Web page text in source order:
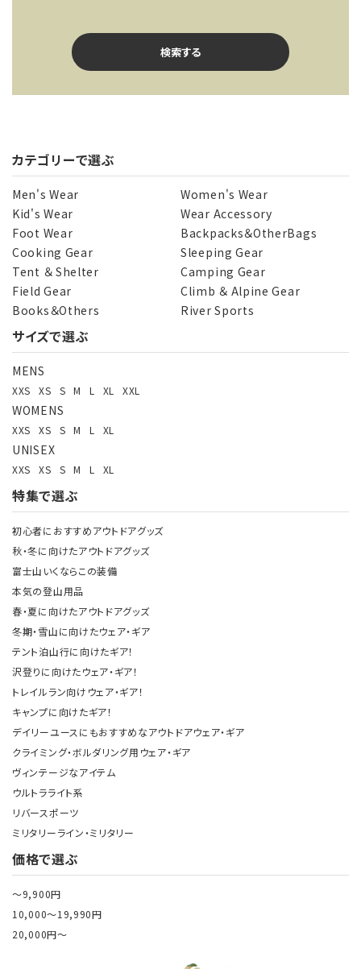
検索する
キーワード
カテゴリー
検索する
カテゴリーで選ぶ
Men's Wear
Women's Wear
Kid's Wear
Wear Accessory
Foot Wear
Backpacks＆OtherBags
Cooking Gear
Sleeping Gear
Tent ＆ Shelter
Camping Gear
Field Gear
Climb ＆ Alpine Gear
Books＆Others
River Sports
サイズで選ぶ
MENS
XXS XS S M L XL XXL
WOMENS
XXS XS S M L XL
UNISEX
XXS XS S M L XL
特集で選ぶ
初心者におすすめアウトドアグッズ
秋・冬に向けたアウトドアグッズ
富士山いくならこの装備
本気の登山用品
春・夏に向けたアウトドアグッズ
冬期・雪山に向けたウェア・ギア
テント泊山行に向けたギア！
沢登りに向けたウェア・ギア！
トレイルラン向けウェア・ギア！
キャンプに向けたギア！
デイリーユースにもおすすめなアウトドアウェア・ギア
クライミング・ボルダリング用ウェア・ギア
ヴィンテージなアイテム
ウルトラライト系
リバースポーツ
ミリタリーライン・ミリタリー
価格で選ぶ
～9,900円
10,000～19,990円
20,000円～